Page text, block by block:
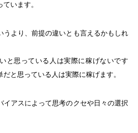
います。
うより、前提の違いとも言えるかもしれ
と思っている人は実際に稼げないです
と思っている人は実際に稼げます。
イアスによって思考のクセや日々の選択